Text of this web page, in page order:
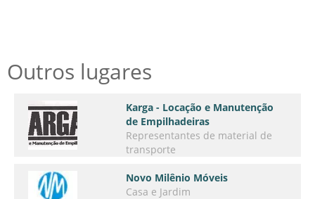
Outros lugares
Karga - Locação e Manutenção
de Empilhadeiras
Representantes de material de
transporte
Novo Milênio Móveis
Casa e Jardim